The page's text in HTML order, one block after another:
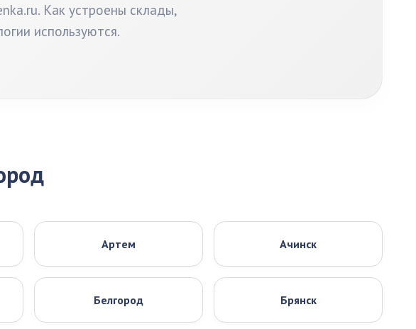
Как устроены склады,
используются.
Артем Ачинск
Белгород Брянск